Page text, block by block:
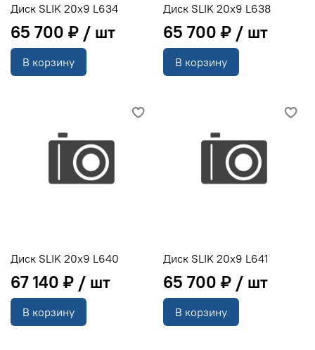
Диск SLIK 20x9 L634
65 700 ₽
В корзину
Диск SLIK 20x9 L638
65 700 ₽
В корзину
Диск SLIK 20x9 L640
67 140 ₽
В корзину
Диск SLIK 20x9 L641
65 700 ₽
В корзину